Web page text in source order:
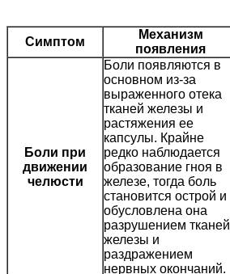
Симптом
Механизм
появления
Боли при
движении
челюсти
Боли появляются в
основном из-за
выраженного отека
тканей железы и
растяжения ее
капсулы. Крайне
редко наблюдается
образование гноя в
железе, тогда боль
становится острой и
обусловлена она
разрушением тканей
железы и
раздражением
нервных окончаний.